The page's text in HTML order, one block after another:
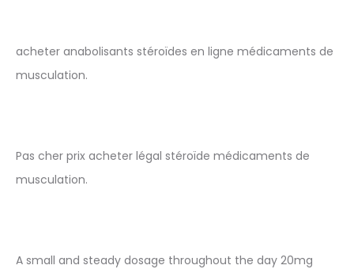
acheter anabolisants stéroïdes en ligne médicaments de
musculation.
Pas cher prix acheter légal stéroïde médicaments de
musculation.
A small and steady dosage throughout the day 20mg